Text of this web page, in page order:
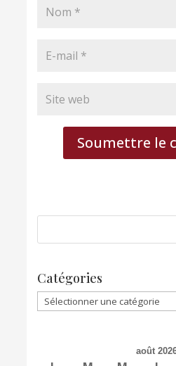
Soumettre le
Catégories
Catégories
août